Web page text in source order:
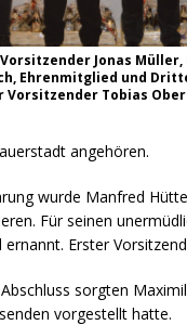
Jonas
Ehrenmitglied und
Vorsitzender Tobias
angehören.
wurde Manfred
Für seinen
ernannt. Erster
sorgten
vorgestellt hatte.